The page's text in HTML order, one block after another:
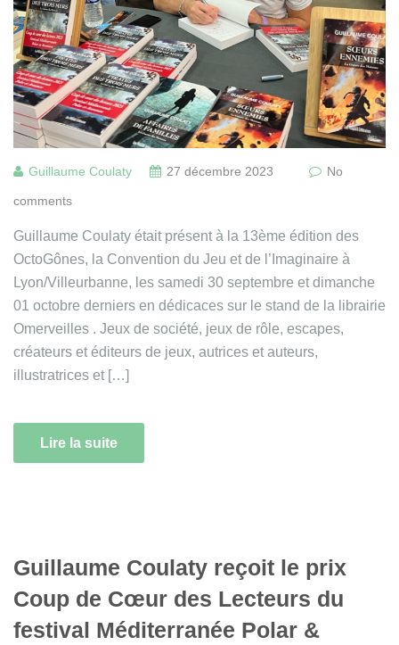
Guillaume Coulaty 27 décembre 2023 No
comments
Guillaume Coulaty était présent à la 13ème édition des
OctoGônes, la Convention du Jeu et de l’Imaginaire à
Lyon/Villeurbanne, les samedi 30 septembre et dimanche
01 octobre derniers en dédicaces sur le stand de la librairie
Omerveilles . Jeux de société, jeux de rôle, escapes,
créateurs et éditeurs de jeux, autrices et auteurs,
illustratrices et […]
Lire la suite
Guillaume Coulaty reçoit le prix
Coup de Cœur des Lecteurs du
festival Méditerranée Polar &